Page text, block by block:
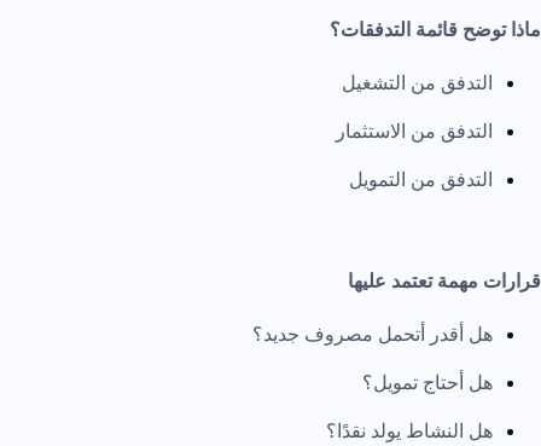
ماذا توضح قائمة التدفقات؟
التدفق من التشغيل
التدفق من الاستثمار
التدفق من التمويل
قرارات مهمة تعتمد عليها
هل أقدر أتحمل مصروف جديد؟
هل أحتاج تمويل؟
هل النشاط يولد نقدًا؟